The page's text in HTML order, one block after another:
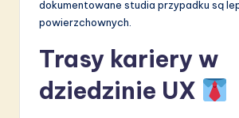
dokumentowane studia przypadku są
powierzchownych.
Trasy kariery w
dziedzinie UX